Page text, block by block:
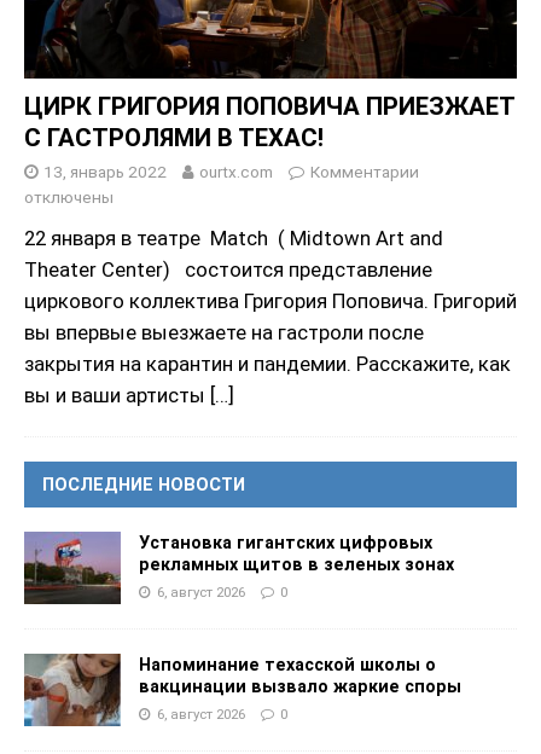
ЦИРК ГРИГОРИЯ ПОПОВИЧА ПРИЕЗЖАЕТ
С ГАСТРОЛЯМИ В ТЕХАС!
13, январь 2022 ourtx.com
Комментарии
отключены
22 января в театре Match ( Midtown Art and
Theater Center) состоится представление
циркового коллектива Григория Поповича. Григорий
вы впервые выезжаете на гастроли после
закрытия на карантин и пандемии. Расскажите, как
вы и ваши артисты […]
ПОСЛЕДНИЕ НОВОСТИ
Установка гигантских цифровых
рекламных щитов в зеленых зонах
6, август 2026 0
Напоминание техасской школы о
вакцинации вызвало жаркие споры
6, август 2026 0